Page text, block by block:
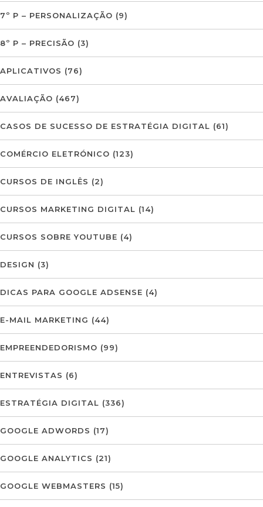
7º P – PERSONALIZAÇÃO (9)
8º P – PRECISÃO (3)
APLICATIVOS (76)
AVALIAÇÃO (467)
CASOS DE SUCESSO DE ESTRATÉGIA DIGITAL (61)
COMÉRCIO ELETRÓNICO (123)
CURSOS DE INGLÊS (2)
CURSOS MARKETING DIGITAL (14)
CURSOS SOBRE YOUTUBE (4)
DESIGN (3)
DICAS PARA GOOGLE ADSENSE (4)
E-MAIL MARKETING (44)
EMPREENDEDORISMO (99)
ENTREVISTAS (6)
ESTRATÉGIA DIGITAL (336)
GOOGLE ADWORDS (17)
GOOGLE ANALYTICS (21)
GOOGLE WEBMASTERS (15)